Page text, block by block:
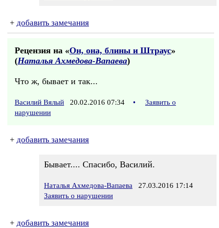
+ добавить замечания
Рецензия на «Он, она, блины и Штраус»
(Наталья Ахмедова-Вапаева)
Что ж, бывает и так...
Василий Вялый 20.02.2016 07:34 •
Заявить о
нарушении
+ добавить замечания
Бывает.... Спасибо, Василий.
Наталья Ахмедова-Вапаева 27.03.2016 17:14
Заявить о нарушении
+ добавить замечания